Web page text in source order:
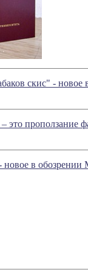
скис" - новое
это проползание
в обозрении